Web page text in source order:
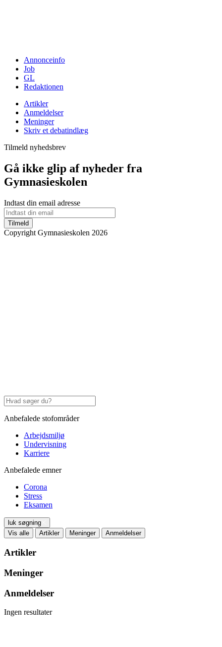
Annonceinfo
Job
GL
Redaktionen
Artikler
Anmeldelser
Meninger
Skriv et debatindlæg
Tilmeld nyhedsbrev
Gå ikke glip af nyheder fra
Gymnasieskolen
Indtast din email adresse
Tilmeld
Copyright Gymnasieskolen 2026
Anbefalede stofområder
Arbejdsmiljø
Undervisning
Karriere
Anbefalede emner
Corona
Stress
Eksamen
luk søgning
Vis alle
Artikler Meninger Anmeldelser
Artikler
Meninger
Anmeldelser
Ingen resultater